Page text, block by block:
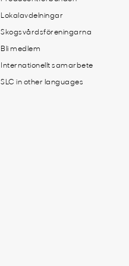
Lokalavdelningar
Skogsvårdsföreningarna
Bli medlem
Internationellt samarbete
SLC in other languages